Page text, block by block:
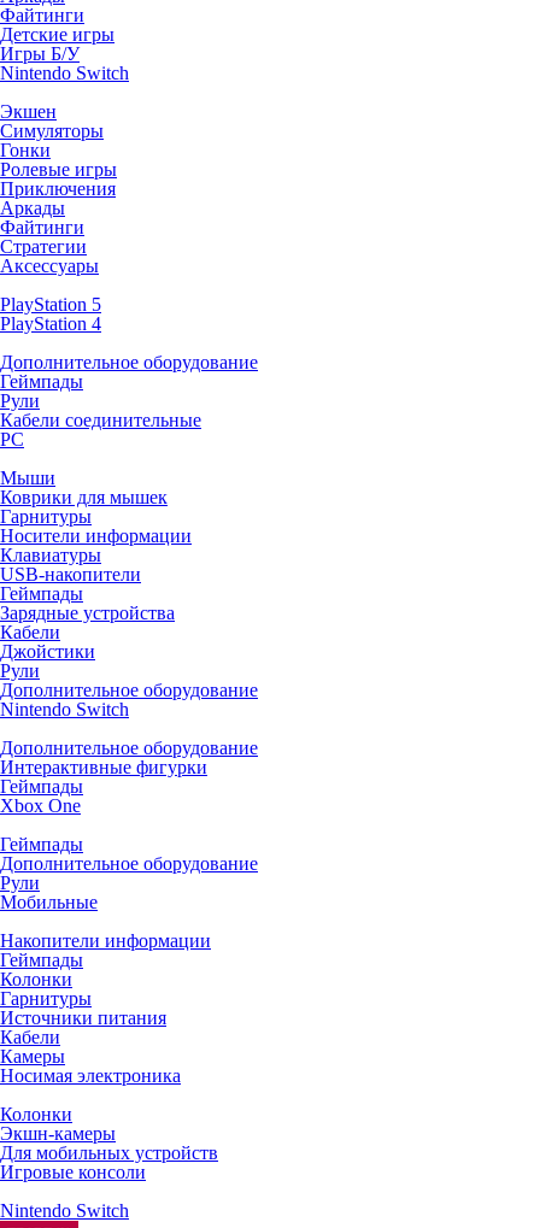
Файтинги
Детские игры
Игры Б/У
Nintendo Switch
Экшен
Симуляторы
Гонки
Ролевые игры
Приключения
Аркады
Файтинги
Стратегии
Аксессуары
PlayStation 5
PlayStation 4
Дополнительное оборудование
Геймпады
Рули
Кабели соединительные
PC
Мыши
Коврики для мышек
Гарнитуры
Носители информации
Клавиатуры
USB-накопители
Геймпады
Зарядные устройства
Кабели
Джойстики
Рули
Дополнительное оборудование
Nintendo Switch
Дополнительное оборудование
Интерактивные фигурки
Геймпады
Xbox One
Геймпады
Дополнительное оборудование
Рули
Мобильные
Накопители информации
Геймпады
Колонки
Гарнитуры
Источники питания
Кабели
Камеры
Носимая электроника
Колонки
Экшн-камеры
Для мобильных устройств
Игровые консоли
Nintendo Switch